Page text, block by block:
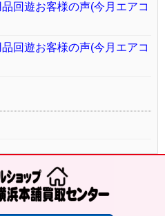
回遊お客様の声(今月エアコ
回遊お客様の声(今月エアコ